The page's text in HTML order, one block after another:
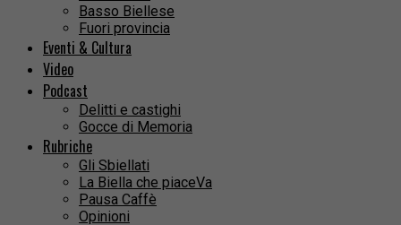
Basso Biellese
Fuori provincia
Eventi & Cultura
Video
Podcast
Delitti e castighi
Gocce di Memoria
Rubriche
Gli Sbiellati
La Biella che piaceVa
Pausa Caffè
Opinioni